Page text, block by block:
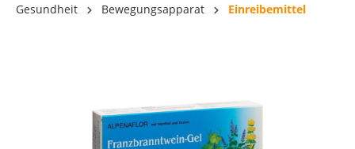
Gesundheit Bewegungsapparat Einreibemittel